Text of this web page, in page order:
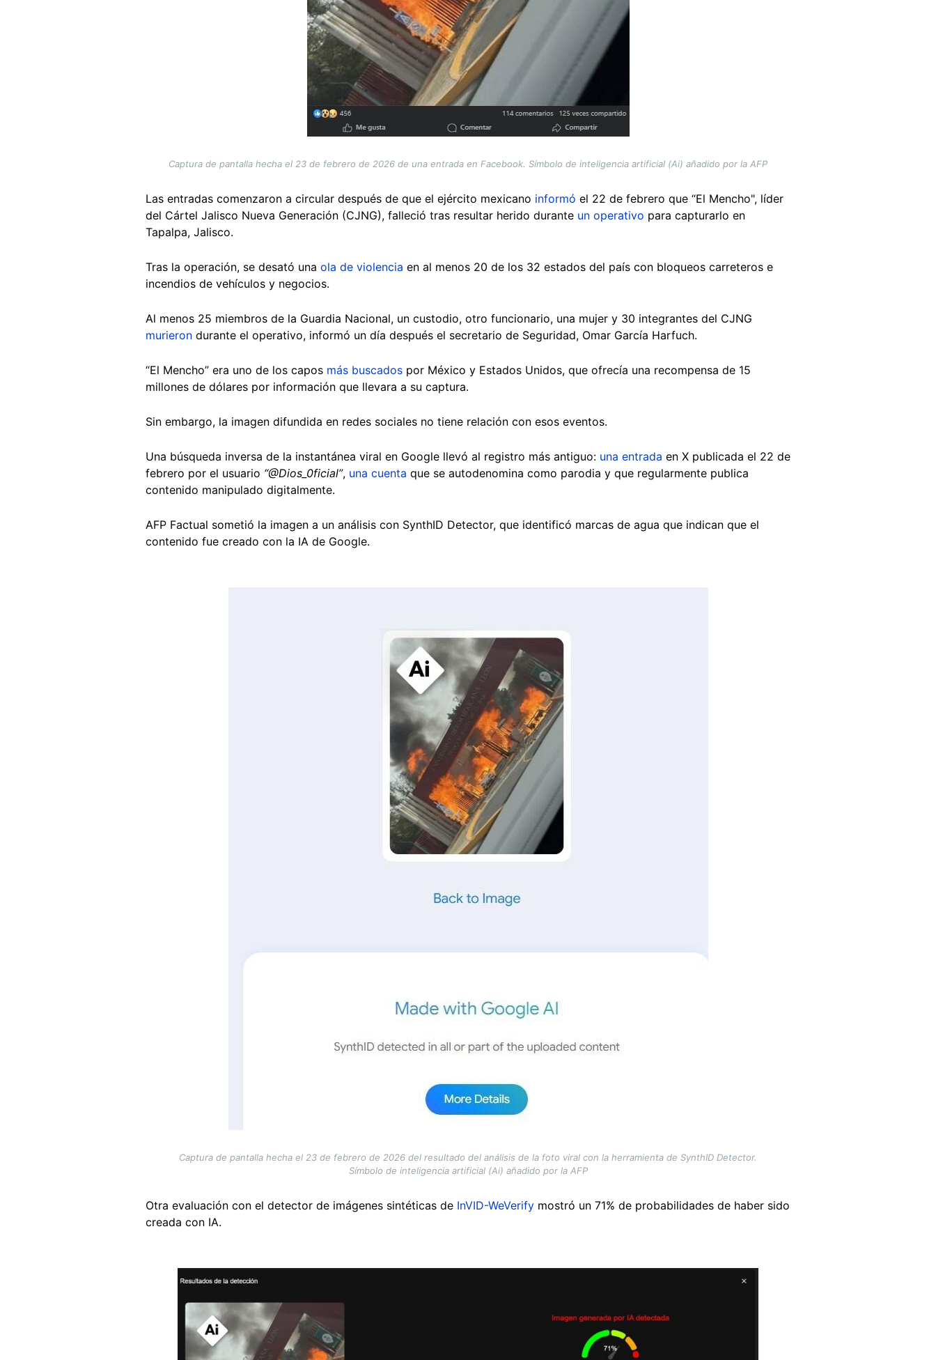
Captura de pantalla hecha el 23 de febrero de 2026 de una entrada en Facebook. Símbolo de inteligencia artificial (Ai) añadido por la AFP
Las entradas comenzaron a circular después de que el ejército mexicano informó el 22 de febrero que “El Mencho", líder
del Cártel Jalisco Nueva Generación (CJNG), falleció tras resultar herido durante un operativo para capturarlo en
Tapalpa, Jalisco.
Tras la operación, se desató una ola de violencia en al menos 20 de los 32 estados del país con bloqueos carreteros e
incendios de vehículos y negocios.
Al menos 25 miembros de la Guardia Nacional, un custodio, otro funcionario, una mujer y 30 integrantes del CJNG
murieron durante el operativo, informó un día después el secretario de Seguridad, Omar García Harfuch.
“El Mencho” era uno de los capos más buscados por México y Estados Unidos, que ofrecía una recompensa de 15
millones de dólares por información que llevara a su captura.
Sin embargo, la imagen difundida en redes sociales no tiene relación con esos eventos.
Una búsqueda inversa de la instantánea viral en Google llevó al registro más antiguo: una entrada en X publicada el 22 de
febrero por el usuario “@Dios_0ficial”, una cuenta que se autodenomina como parodia y que regularmente publica
contenido manipulado digitalmente.
AFP Factual sometió la imagen a un análisis con SynthID Detector, que identificó marcas de agua que indican que el
contenido fue creado con la IA de Google.
Captura de pantalla hecha el 23 de febrero de 2026 del resultado del análisis de la foto viral con la herramienta de SynthID Detector.
Símbolo de inteligencia artificial (Ai) añadido por la AFP
Otra evaluación con el detector de imágenes sintéticas de InVID-WeVerify mostró un 71% de probabilidades de haber sido
creada con IA.